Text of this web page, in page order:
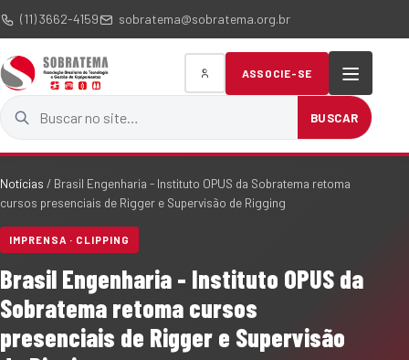
(11) 3662-4159 sobratema@sobratema.org.br
Buscar no site
BUSCAR
ASSOCIE-SE
Notícias / Brasil Engenharia - Instituto OPUS da Sobratema retoma
cursos presenciais de Rigger e Supervisão de Rigging
IMPRENSA · CLIPPING
Brasil Engenharia - Instituto OPUS da
Sobratema retoma cursos
presenciais de Rigger e Supervisão